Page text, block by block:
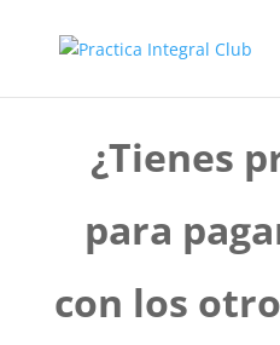
¿Tienes
para
con los